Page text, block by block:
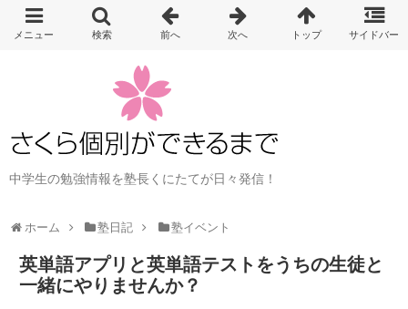
中学生の勉強情報を塾長くにたてが日々発信！
ホーム 塾日記 塾イベント
英単語アプリと英単語テストをうちの生徒と
一緒にやりませんか？